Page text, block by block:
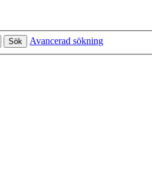
Sök Avancerad sökning